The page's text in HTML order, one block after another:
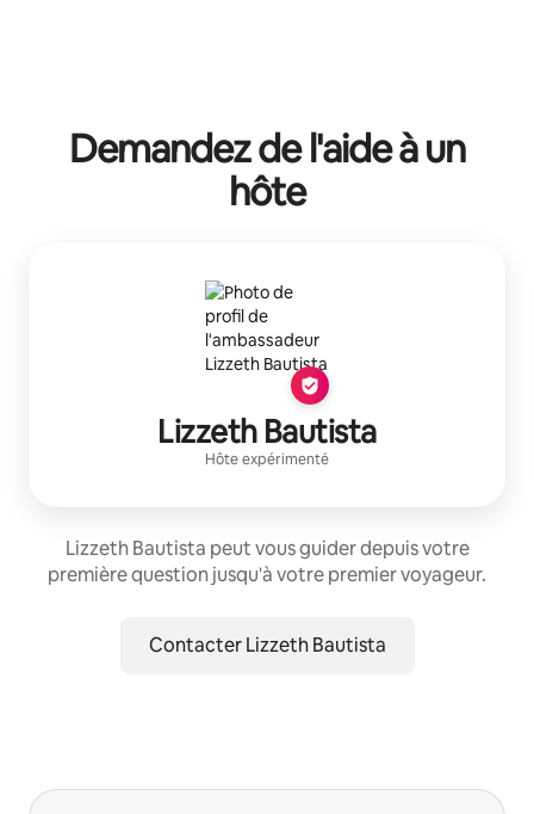
Demandez de l'aide à un
hôte
Lizzeth Bautista
Hôte expérimenté
Lizzeth Bautista peut vous guider depuis votre
première question jusqu'à votre premier voyageur.
Contacter Lizzeth Bautista